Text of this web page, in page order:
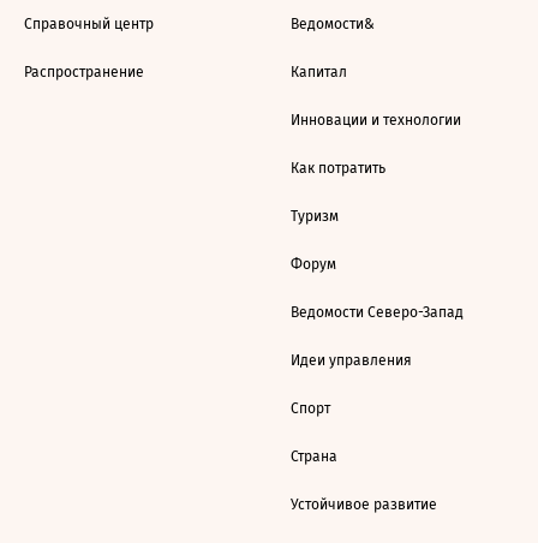
Справочный центр
Распространение
Ведомости&
Капитал
Инновации и технологии
Как потратить
Туризм
Форум
Ведомости Северо-Запад
Идеи управления
Спорт
Страна
Устойчивое развитие